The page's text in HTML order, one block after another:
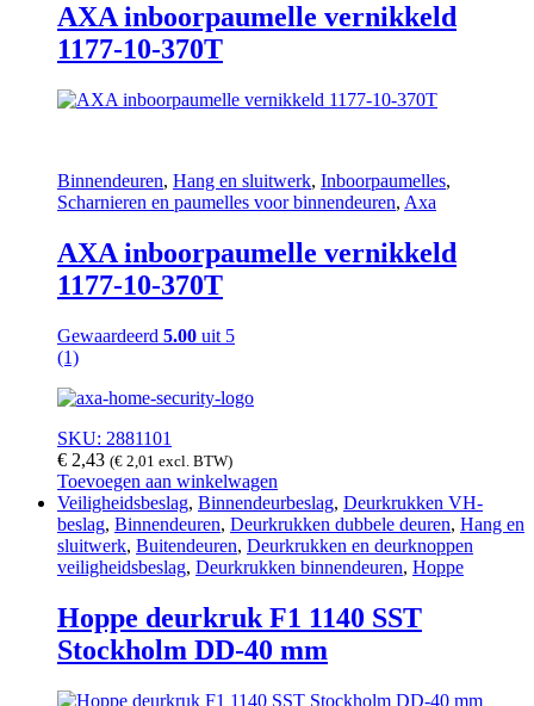
AXA inboorpaumelle vernikkeld
1177-10-370T
Binnendeuren, Hang en sluitwerk, Inboorpaumelles,
Scharnieren en paumelles voor binnendeuren, Axa
AXA inboorpaumelle vernikkeld
1177-10-370T
Gewaardeerd 5.00 uit 5
(1)
SKU: 2881101
€ 2,43 (€ 2,01 excl. BTW)
Toevoegen aan winkelwagen
Veiligheidsbeslag, Binnendeurbeslag, Deurkrukken VH-
beslag, Binnendeuren, Deurkrukken dubbele deuren, Hang en
sluitwerk, Buitendeuren, Deurkrukken en deurknoppen
veiligheidsbeslag, Deurkrukken binnendeuren, Hoppe
Hoppe deurkruk F1 1140 SST
Stockholm DD-40 mm